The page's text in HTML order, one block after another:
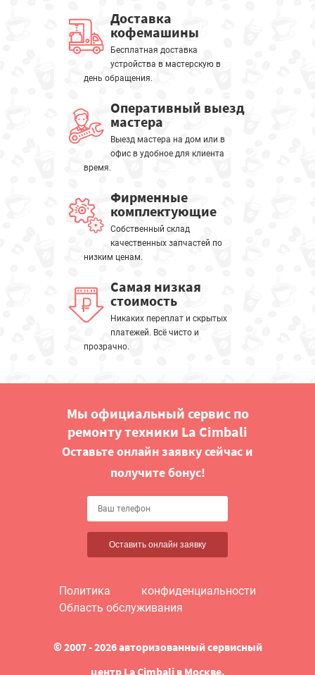
Доставка
кофемашины
Бесплатная доставка
устройства в мастерскую в
день обращения.
Оперативный выезд
мастера
Выезд мастера на дом или в
офис в удобное для клиента
время.
Фирменные
комплектующие
Собственный склад
качественных запчастей по
низким ценам.
Самая низкая
стоимость
Никаких переплат и скрытых
платежей. Всё чисто и
прозрачно.
Мы официальный сервис по
ремонту техники La Cimbali
Оставьте онлайн заявку сейчас и
получите бонус!
Оставить онлайн заявку
Политика конфиденциальности
Область обслуживания
© 2007 - 2026 авторизованный сервисный
центр La Cimbali в Москве.